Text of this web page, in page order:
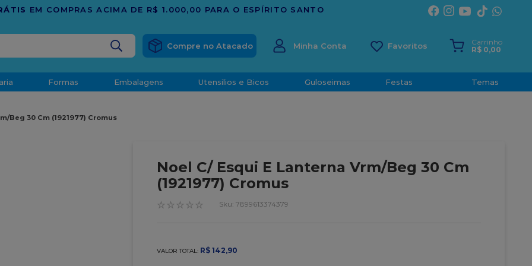
ESPÍRITO SANTO
Minha Conta
Carrinho
R$ 0,00
Formas Embalagens Utensilios e Bicos Guloseimas Festas Temas
Beg 30 Cm (1921977) Cromus
Noel C/ Esqui E Lanterna Vrm/Beg 30 Cm
(1921977) Cromus
☆ ☆ ☆ ☆ ☆ : 7899613374379
VALOR TOTAL: R$ 142,90